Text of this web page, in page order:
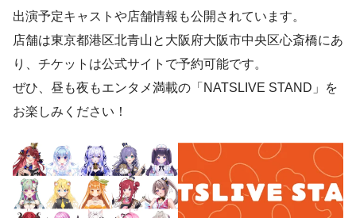
出演予定キャストや店舗情報も公開されています。
店舗は東京都港区北青山と大阪府大阪市中央区心斎橋にあ
り、チケットは公式サイトで予約可能です。
ぜひ、昼も夜もエンタメ満載の「NATSLIVE STAND」を
お楽しみください！